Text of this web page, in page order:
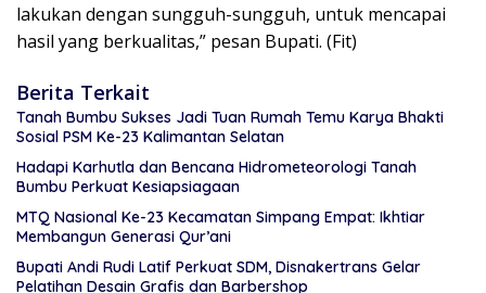
lakukan dengan sungguh-sungguh, untuk mencapai
hasil yang berkualitas,” pesan Bupati. (Fit)
Berita Terkait
Tanah Bumbu Sukses Jadi Tuan Rumah Temu Karya Bhakti
Sosial PSM Ke-23 Kalimantan Selatan
Hadapi Karhutla dan Bencana Hidrometeorologi Tanah
Bumbu Perkuat Kesiapsiagaan
MTQ Nasional Ke-23 Kecamatan Simpang Empat: Ikhtiar
Membangun Generasi Qur’ani
Bupati Andi Rudi Latif Perkuat SDM, Disnakertrans Gelar
Pelatihan Desain Grafis dan Barbershop